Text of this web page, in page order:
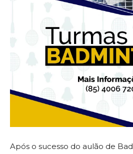
Após o sucesso do aulão de